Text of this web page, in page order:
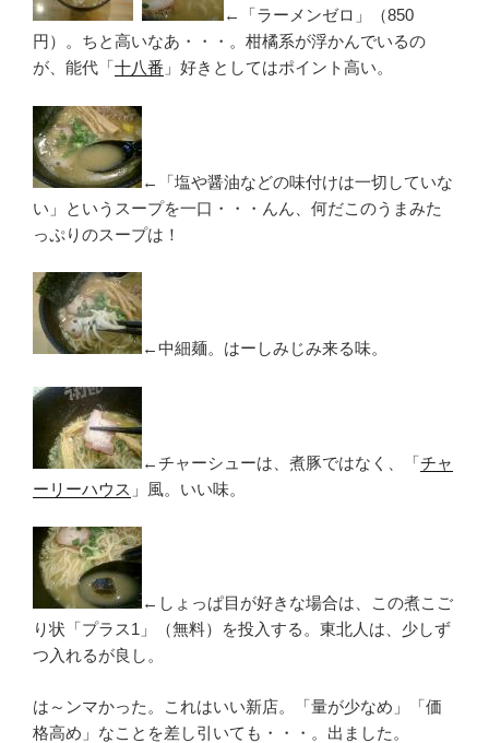
←「ラーメンゼロ」（850
円）。ちと高いなあ・・・。柑橘系が浮かんでいるの
が、能代「十八番 」好きとしてはポイント高い。
←「塩や醤油などの味付けは一切していな
い」というスープを一口・・・んん、何だこのうまみた
っぷりのスープは！
←中細麺。はーしみじみ来る味。
←チャーシューは、煮豚ではなく、「チャ
ーリーハウス 」風。いい味。
←しょっぱ目が好きな場合は、この煮こご
り状「プラス1」（無料）を投入する。東北人は、少しず
つ入れるが良し。
は～ンマかった。これはいい新店。「量が少なめ」「価
格高め」なことを差し引いても・・・。出ました。